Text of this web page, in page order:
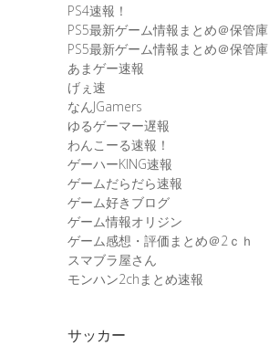
PS4速報！
PS5最新ゲーム情報まとめ＠保管庫
PS5最新ゲーム情報まとめ＠保管庫
あまゲー速報
げぇ速
なんJGamers
ゆるゲーマー遅報
わんこーる速報！
ゲーハーKING速報
ゲームだらだら速報
ゲーム好きブログ
ゲーム情報オリジン
ゲーム感想・評価まとめ＠2ｃｈ
スマブラ屋さん
モンハン2chまとめ速報
サッカー